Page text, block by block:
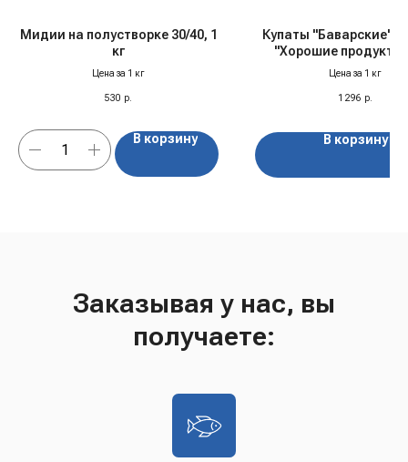
Мидии на полустворке 30/40, 1
кг
Цена за 1 кг
530 р.
В корзину
Купаты "Баварские"
"Хорошие
Цена за 1 кг
1 296 р.
В корзину
Заказывая у нас, вы
получаете: